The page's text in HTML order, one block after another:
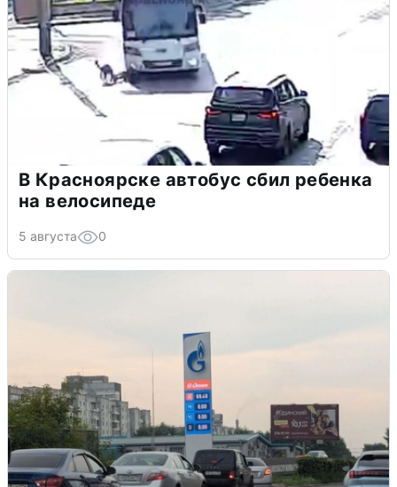
В Красноярске автобус сбил ребенка
на велосипеде
5 августа 0